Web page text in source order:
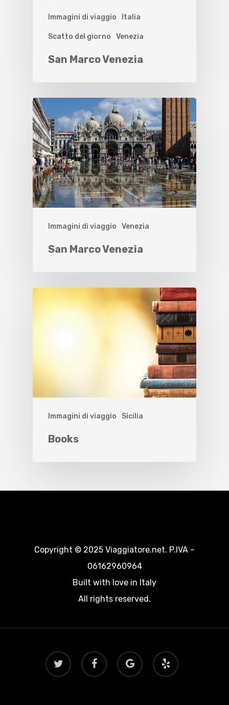
Immagini di viaggio Italia
Scatto del giorno Venezia
San Marco Venezia
Immagini di viaggio Venezia
San Marco Venezia
Immagini di viaggio Sicilia
Books
Copyright © 2025 Viaggiatore.net. P.IVA –
06162960964
Built with love in Italy
All rights reserved.
twitter facebook
google-
plus
yelp